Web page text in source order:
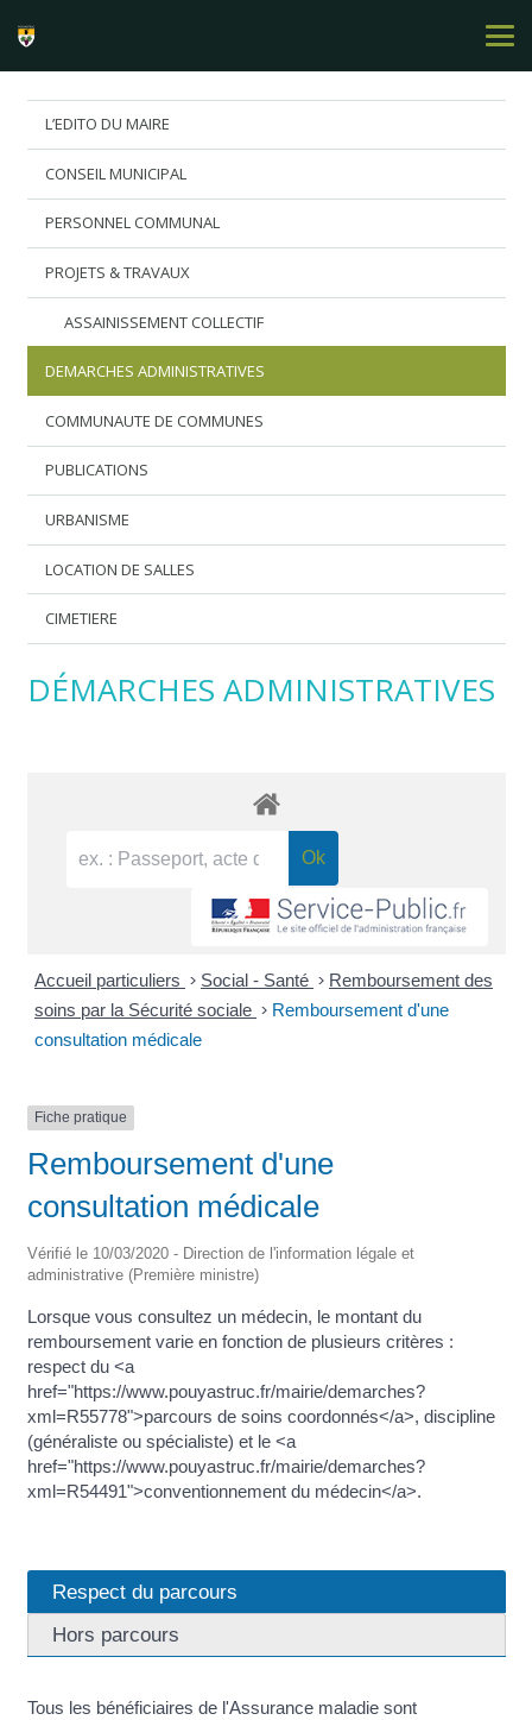
L’EDITO DU MAIRE
CONSEIL MUNICIPAL
PERSONNEL COMMUNAL
PROJETS & TRAVAUX
ASSAINISSEMENT COLLECTIF
DEMARCHES ADMINISTRATIVES
COMMUNAUTE DE COMMUNES
PUBLICATIONS
URBANISME
LOCATION DE SALLES
CIMETIERE
DÉMARCHES ADMINISTRATIVES
Accueil particuliers > Social - Santé > Remboursement des
soins par la Sécurité sociale > Remboursement d'une
consultation médicale
Fiche pratique
Remboursement d'une
consultation médicale
Vérifié le 10/03/2020 - Direction de l'information légale et
administrative (Première ministre)
Lorsque vous consultez un médecin, le montant du
remboursement varie en fonction de plusieurs critères :
respect du <a
href="https://www.pouyastruc.fr/mairie/demarches?
xml=R55778">parcours de soins coordonnés</a>, discipline
(généraliste ou spécialiste) et le <a
href="https://www.pouyastruc.fr/mairie/demarches?
xml=R54491">conventionnement du médecin</a>.
Respect du parcours
Hors parcours
Tous les bénéficiaires de l'Assurance maladie sont